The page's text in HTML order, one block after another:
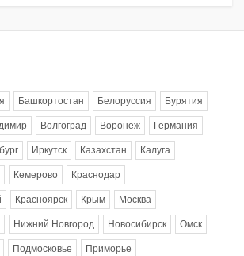
Башкортостан Белоруссия Бурятия
Волгоград Воронеж Германия
Иркутск Казахстан Калуга
Кемерово Краснодар
Красноярск Крым Москва
Нижний Новгород Новосибирск Омск
Подмосковье Приморье